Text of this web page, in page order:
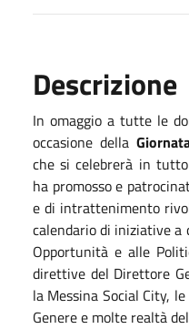
Descrizione
In omaggio a tutte le
occasione della
che si celebrerà in
ha promosso e
e di intrattenimento
calendario di iniziative a
Opportunità e alle
direttive del Direttore
la Messina Social City,
Genere e molte realtà